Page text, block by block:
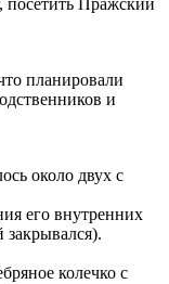
планировали
и
около двух с
его внутренних
колечко с